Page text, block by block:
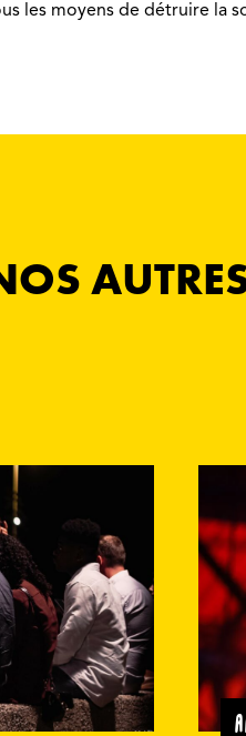
les moyens de détruire la